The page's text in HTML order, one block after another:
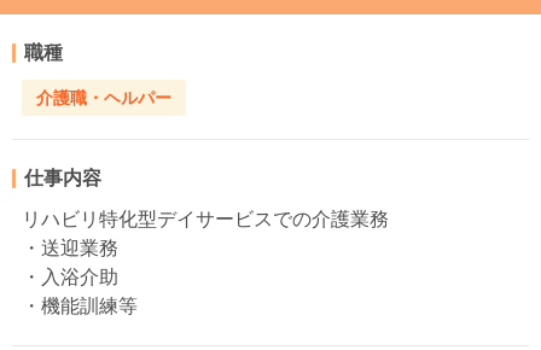
職種
介護職・ヘルパー
仕事内容
リハビリ特化型デイサービスでの介護業務
・送迎業務
・入浴介助
・機能訓練等